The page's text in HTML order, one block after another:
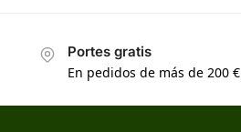
Portes gratis
En pedidos de más de 200 €